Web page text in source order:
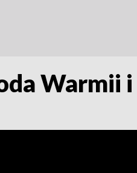
Warmii